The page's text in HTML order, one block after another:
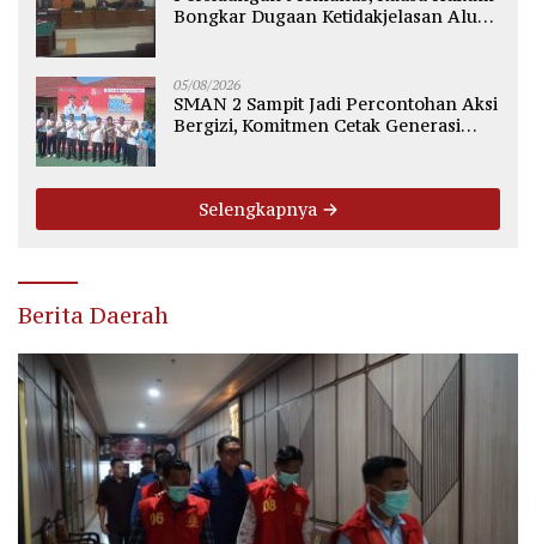
Bongkar Dugaan Ketidakjelasan Alur
05/08/2026
SMAN 2 Sampit Jadi Percontohan Aksi
Bergizi, Komitmen Cetak Generasi
Selengkapnya
Berita Daerah